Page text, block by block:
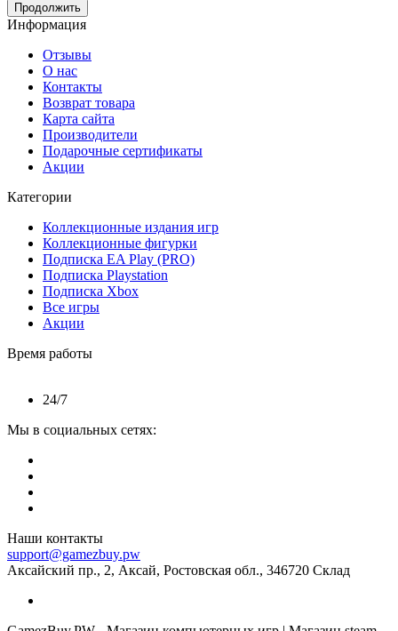
Продолжить
Информация
Отзывы
О нас
Контакты
Возврат товара
Карта сайта
Производители
Подарочные сертификаты
Акции
Категории
Коллекционные издания игр
Коллекционные фигурки
Подписка EA Play (PRO)
Подписка Playstation
Подписка Xbox
Все игры
Акции
Время работы
24/7
Мы в социальных сетях:
Наши контакты
support@gamezbuy.pw
Аксайский пр., 2, Аксай, Ростовская обл., 346720 Склад